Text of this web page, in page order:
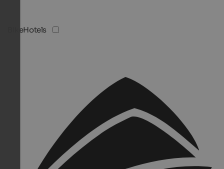
BikeHotels